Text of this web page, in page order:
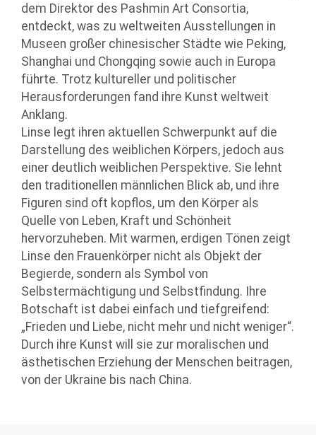
dem Direktor des Pashmin Art Consortia,
entdeckt, was zu weltweiten Ausstellungen in
Museen großer chinesischer Städte wie Peking,
Shanghai und Chongqing sowie auch in Europa
führte. Trotz kultureller und politischer
Herausforderungen fand ihre Kunst weltweit
Anklang.
Linse legt ihren aktuellen Schwerpunkt auf die
Darstellung des weiblichen Körpers, jedoch aus
einer deutlich weiblichen Perspektive. Sie lehnt
den traditionellen männlichen Blick ab, und ihre
Figuren sind oft kopflos, um den Körper als
Quelle von Leben, Kraft und Schönheit
hervorzuheben. Mit warmen, erdigen Tönen zeigt
Linse den Frauenkörper nicht als Objekt der
Begierde, sondern als Symbol von
Selbstermächtigung und Selbstfindung. Ihre
Botschaft ist dabei einfach und tiefgreifend:
„Frieden und Liebe, nicht mehr und nicht weniger“.
Durch ihre Kunst will sie zur moralischen und
ästhetischen Erziehung der Menschen beitragen,
von der Ukraine bis nach China.